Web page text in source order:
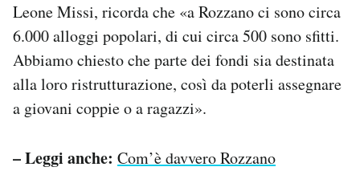
Leone Missi, ricorda che «a Rozzano ci sono circa
6.000 alloggi popolari, di cui circa 500 sono sfitti.
Abbiamo chiesto che parte dei fondi sia destinata
alla loro ristrutturazione, così da poterli assegnare
a giovani coppie o a ragazzi».
– Leggi anche: Com’è davvero Rozzano